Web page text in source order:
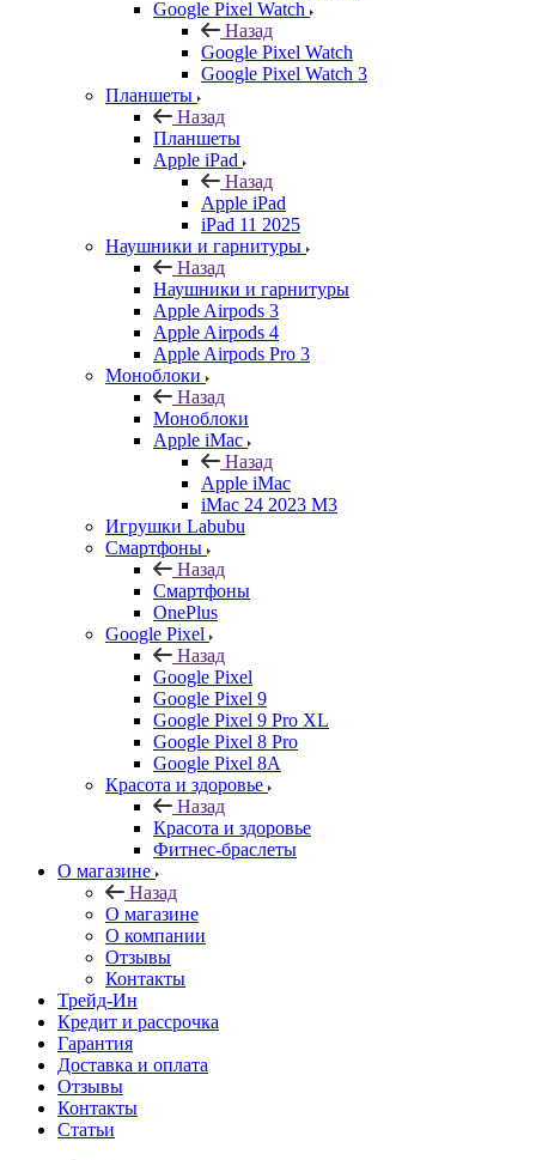
Google Pixel Watch
Назад
Google Pixel Watch
Google Pixel Watch 3
Планшеты
Назад
Планшеты
Apple iPad
Назад
Apple iPad
iPad 11 2025
Наушники и гарнитуры
Назад
Наушники и гарнитуры
Apple Airpods 3
Apple Airpods 4
Apple Airpods Pro 3
Моноблоки
Назад
Моноблоки
Apple iMac
Назад
Apple iMac
iMac 24 2023 M3
Игрушки Labubu
Смартфоны
Назад
Смартфоны
OnePlus
Google Pixel
Назад
Google Pixel
Google Pixel 9
Google Pixel 9 Pro XL
Google Pixel 8 Pro
Google Pixel 8A
Красота и здоровье
Назад
Красота и здоровье
Фитнес-браслеты
О магазине
Назад
О магазине
О компании
Отзывы
Контакты
Трейд-Ин
Кредит и рассрочка
Гарантия
Доставка и оплата
Отзывы
Контакты
Статьи